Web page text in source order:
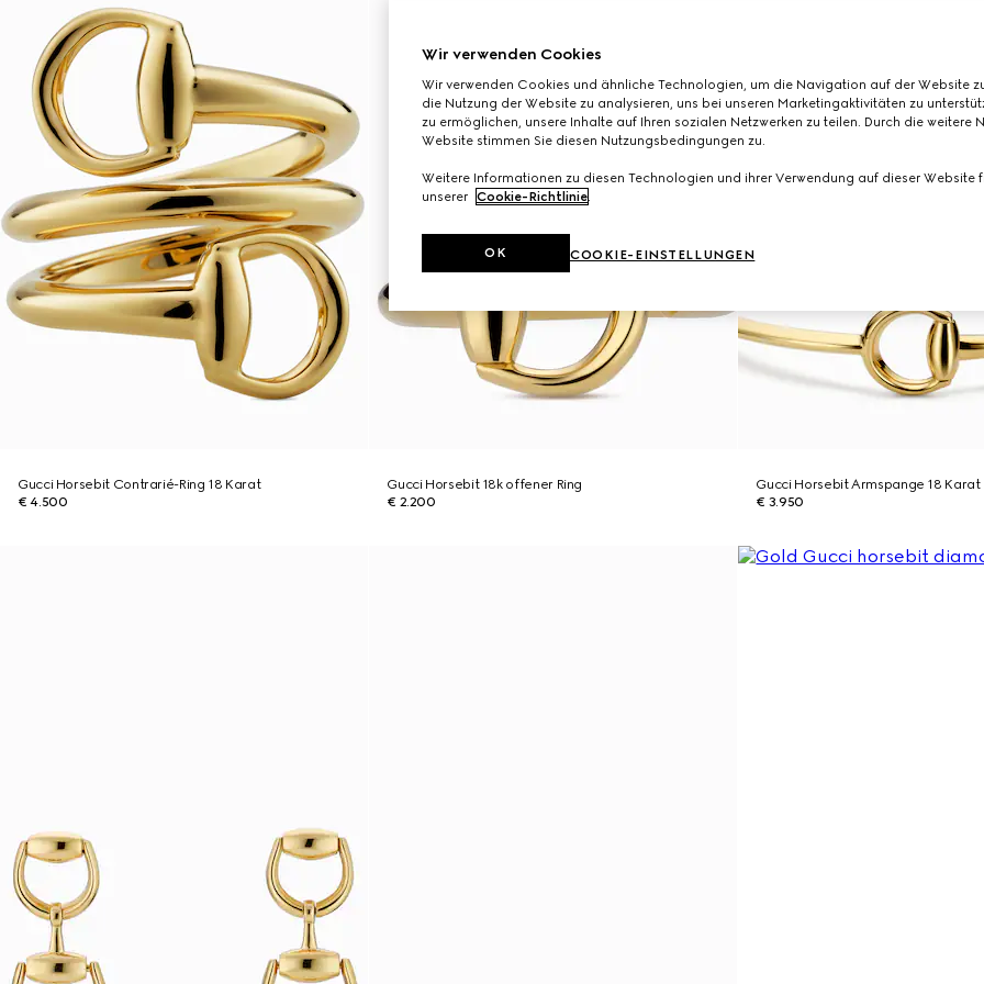
Gucci Horsebit Contrarié-Ring 18 Karat
€ 4.500
Gucci Horsebit 18k offener Ring
€ 2.200
Gucci Horsebit Armspange 18 Karat
€ 3.950
Wir verwenden Cookies
Wir verwenden Cookies und ähnliche Technologien, um die Navigation auf der Website
die Nutzung der Website zu analysieren, uns bei unseren Marketingaktivitäten zu
zu ermöglichen, unsere Inhalte auf Ihren sozialen Netzwerken zu teilen. Durch die weitere
Website stimmen Sie diesen Nutzungsbedingungen zu.
Weitere Informationen zu diesen Technologien und ihrer Verwendung auf dieser Website
unserer Cookie-Richtlinie.
COOKIE-EINSTELLUNGEN
OK